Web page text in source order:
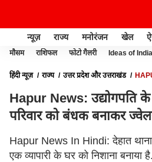
न्यूज़ राज्य मनोरंजन खेल
मौसम राशिफल फोटो गैलरी Ideas of India
हिंदी न्यूज़ राज्य उत्तर प्रदेश और उत्तराखंड
Hapur News: उद्योगपति के
परिवार को बंधक बनाकर
Hapur News In Hindi: देहात
एक व्यापारी के घर को निशाना बनाया